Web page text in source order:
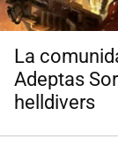
La
Adeptas
helldivers